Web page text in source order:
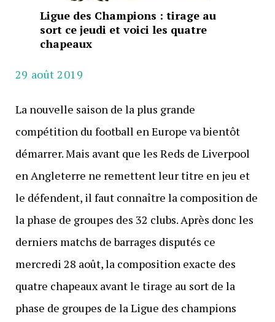
Ligue des Champions : tirage au
sort ce jeudi et voici les quatre
chapeaux
29 août 2019
La nouvelle saison de la plus grande
compétition du football en Europe va bientôt
démarrer. Mais avant que les Reds de Liverpool
en Angleterre ne remettent leur titre en jeu et
le défendent, il faut connaître la composition de
la phase de groupes des 32 clubs. Après donc les
derniers matchs de barrages disputés ce
mercredi 28 août, la composition exacte des
quatre chapeaux avant le tirage au sort de la
phase de groupes de la Ligue des champions